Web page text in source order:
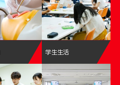
学生生活